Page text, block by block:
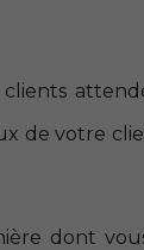
votre
dont